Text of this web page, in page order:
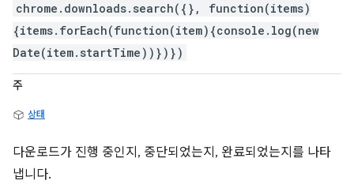
chrome.downloads.search({}, function(items)
{items.forEach(function(item){console.log(new
Date(item.startTime))})})
주
상태
다운로드가 진행 중인지, 중단되었는지, 완료되었는지를 나타
냅니다.